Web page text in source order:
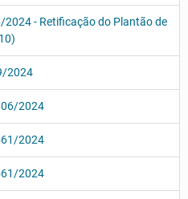
- Retificação do Plantão de
2024
2024
2024
2024